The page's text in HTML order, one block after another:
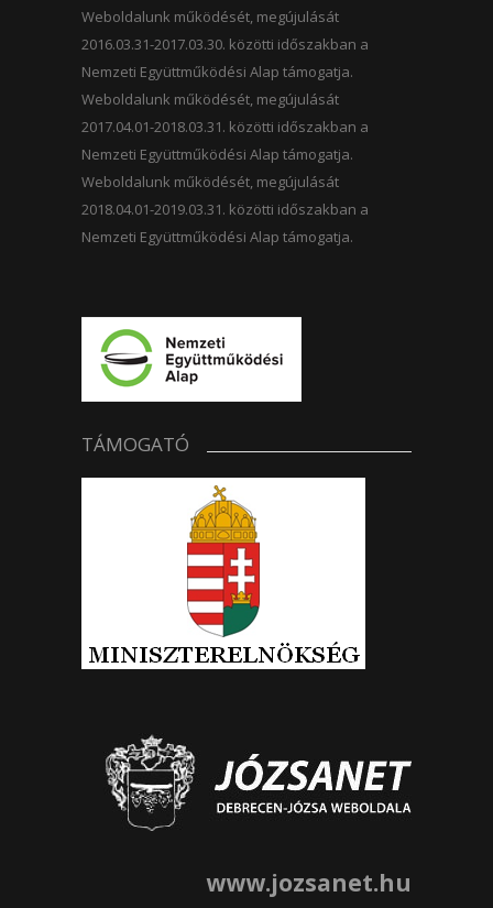
Weboldalunk működését, megújulását
2016.03.31-2017.03.30. közötti időszakban a
Nemzeti Együttműködési Alap támogatja.
Weboldalunk működését, megújulását
2017.04.01-2018.03.31. közötti időszakban a
Nemzeti Együttműködési Alap támogatja.
Weboldalunk működését, megújulását
2018.04.01-2019.03.31. közötti időszakban a
Nemzeti Együttműködési Alap támogatja.
TÁMOGATÓ
www.jozsanet.hu